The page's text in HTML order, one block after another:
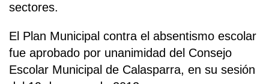
sectores.
El Plan Municipal contra el absentismo escolar
fue aprobado por unanimidad del Consejo
Escolar Municipal de Calasparra, en su sesión